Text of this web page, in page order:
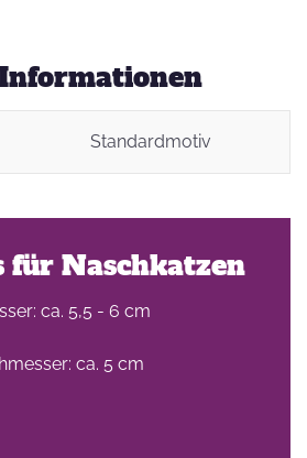
Standardmotiv
für Naschkatzen
ca. 5,5 - 6 cm
ca. 5 cm